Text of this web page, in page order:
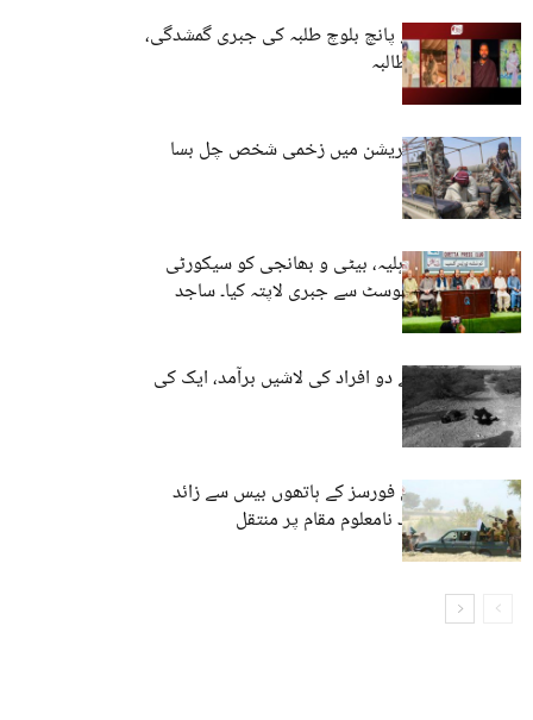
جامعہ کراچی کے پانچ بلوچ طلبہ کی جبری گمشدگی،
فوری رہائی کا مطالبہ
شاہرگ: فوجی آپریشن میں زخمی شخص چل بسا
پارٹی رہنماء کے اہلیہ، بیٹی و بھانجی کو سیکورٹی
فورسز نے چیک پوسٹ سے جبری لاپتہ کیا۔ ساجد
ترین ایڈوکیٹ
آواران: مشکے سے دو افراد کی لاشیں برآمد، ایک کی
شناخت ہوگئی
منگچر: پاکستانی فورسز کے ہاتھوں بیس سے زائد
افراد حراست بعد نامعلوم مقام پر منتقل